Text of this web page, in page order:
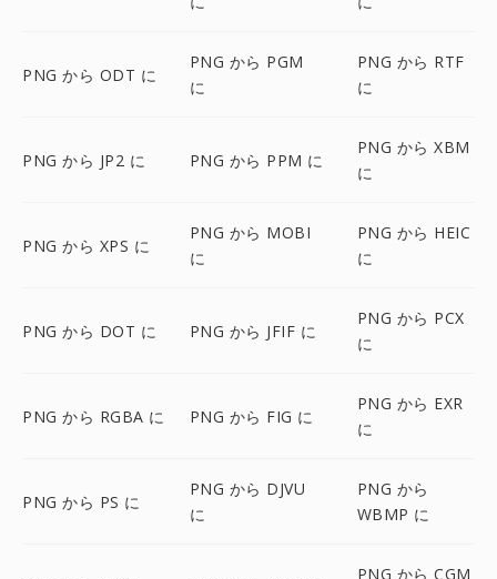
PNG から ODT に
PNG から PGM
に
PNG から RTF
に
PNG から JP2 に PNG から PPM に
PNG から XBM
に
PNG から XPS に
PNG から MOBI
に
PNG から HEIC
に
PNG から DOT に PNG から JFIF に
PNG から PCX
に
PNG から RGBA に PNG から FIG に
PNG から EXR
に
PNG から PS に
PNG から DJVU
に
PNG から
WBMP に
PNG から CGM